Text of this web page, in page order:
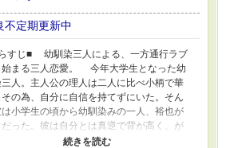
不定期更新中
すじ■ 幼馴染三人による、一方通行ラブ
始まる三人恋愛。 今年大学生となった幼
人。主人公の理人は二人に比べ小柄で華
の為、自分に自信を持てずにいた。そん
は小学生の頃から幼馴染みの一人、裕也が
だった。彼は自分とは真逆で背が高く、が
りした体形の男。憧れそのものだったの